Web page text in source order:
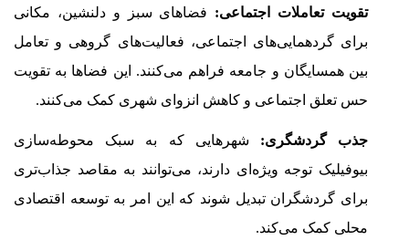
تقویت تعاملات اجتماعی: فضاهای سبز و دلنشین، مکانی
برای گردهمایی‌های اجتماعی، فعالیت‌های گروهی و تعامل
بین همسایگان و جامعه فراهم می‌کنند. این فضاها به تقویت
حس تعلق اجتماعی و کاهش انزوای شهری کمک می‌کنند.
جذب گردشگری: شهرهایی که به سبک محوطه‌سازی
بیوفیلیک توجه ویژه‌ای دارند، می‌توانند به مقاصد جذاب‌تری
برای گردشگران تبدیل شوند که این امر به توسعه اقتصادی
محلی کمک می‌کند.